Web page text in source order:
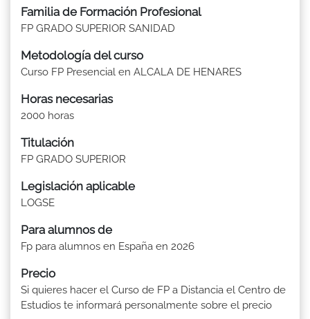
Familia de Formación Profesional
FP GRADO SUPERIOR SANIDAD
Metodología del curso
Curso FP Presencial en ALCALA DE HENARES
Horas necesarias
2000 horas
Titulación
FP GRADO SUPERIOR
Legislación aplicable
LOGSE
Para alumnos de
Fp para alumnos en España en 2026
Precio
Si quieres hacer el Curso de FP a Distancia el Centro de
Estudios te informará personalmente sobre el precio